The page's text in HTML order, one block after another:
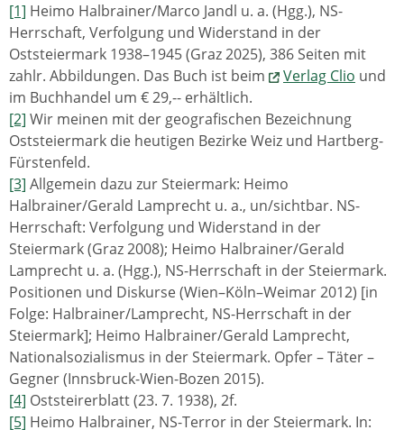
[1] Heimo Halbrainer/Marco Jandl u. a. (Hgg.), NS-
Herrschaft, Verfolgung und Widerstand in der
Oststeiermark 1938–1945 (Graz 2025), 386 Seiten mit
zahlr. Abbildungen. Das Buch ist beim
Verlag Clio und
im Buchhandel um € 29,-- erhältlich.
[2] Wir meinen mit der geografischen Bezeichnung
Oststeiermark die heutigen Bezirke Weiz und Hartberg-
Fürstenfeld.
[3] Allgemein dazu zur Steiermark: Heimo
Halbrainer/Gerald Lamprecht u. a., un/sichtbar. NS-
Herrschaft: Verfolgung und Widerstand in der
Steiermark (Graz 2008); Heimo Halbrainer/Gerald
Lamprecht u. a. (Hgg.), NS-Herrschaft in der Steiermark.
Positionen und Diskurse (Wien–Köln–Weimar 2012) [in
Folge: Halbrainer/Lamprecht, NS-Herrschaft in der
Steiermark]; Heimo Halbrainer/Gerald Lamprecht,
Nationalsozialismus in der Steiermark. Opfer – Täter –
Gegner (Innsbruck-Wien-Bozen 2015).
[4] Oststeirerblatt (23. 7. 1938), 2f.
[5] Heimo Halbrainer, NS-Terror in der Steiermark. In: